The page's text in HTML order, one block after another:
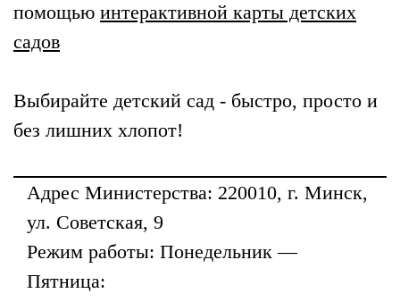
помощью интерактивной карты детских
садов
Выбирайте детский сад - быстро, просто и
без лишних хлопот!
Адрес Министерства: 220010, г. Минск,
ул. Советская, 9
Режим работы: Понедельник —
Пятница: